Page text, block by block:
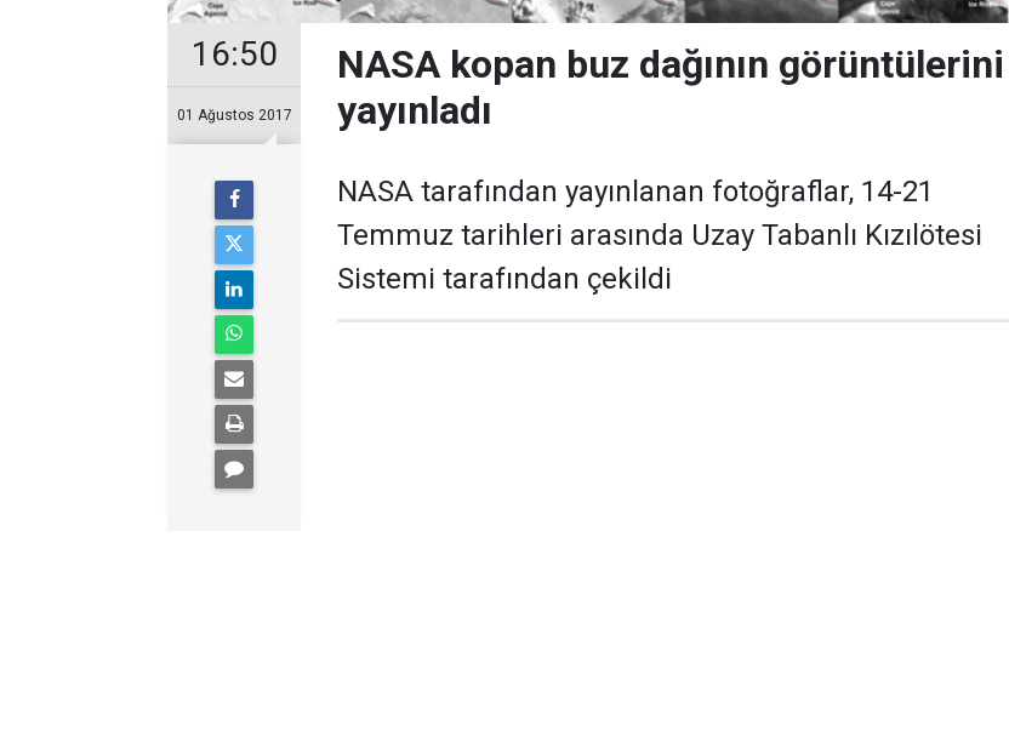
16:50
01 Ağustos 2017
NASA kopan buz dağının görüntülerini
yayınladı
NASA tarafından yayınlanan fotoğraflar, 14-21
Temmuz tarihleri arasında Uzay Tabanlı Kızılötesi
Sistemi tarafından çekildi